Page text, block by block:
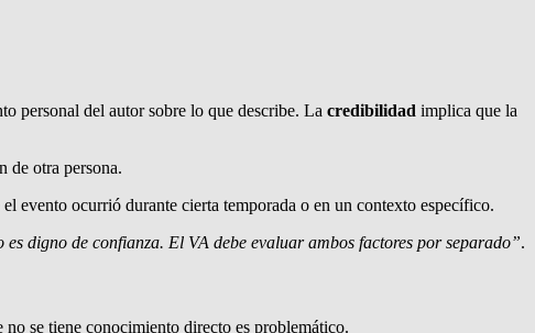
personal del autor sobre lo que describe. La credibilidad implica que la
de otra persona.
evento ocurrió durante cierta temporada o en un contexto específico.
digno de confianza. El VA debe evaluar ambos factores por separado”.
se tiene conocimiento directo es problemático.